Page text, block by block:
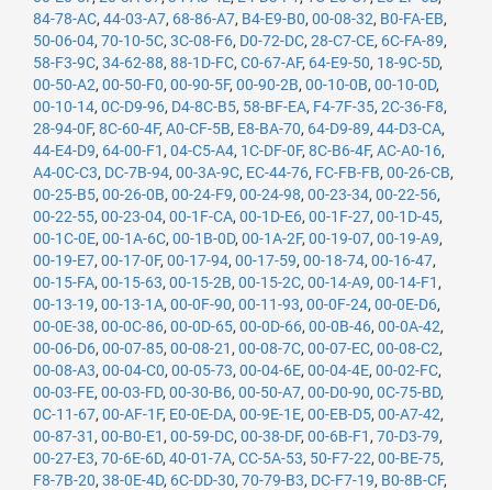
84-78-AC, 44-03-A7, 68-86-A7, B4-E9-B0, 00-08-32, B0-FA-EB,
50-06-04, 70-10-5C, 3C-08-F6, D0-72-DC, 28-C7-CE, 6C-FA-89,
58-F3-9C, 34-62-88, 88-1D-FC, C0-67-AF, 64-E9-50, 18-9C-5D,
00-50-A2, 00-50-F0, 00-90-5F, 00-90-2B, 00-10-0B, 00-10-0D,
00-10-14, 0C-D9-96, D4-8C-B5, 58-BF-EA, F4-7F-35, 2C-36-F8,
28-94-0F, 8C-60-4F, A0-CF-5B, E8-BA-70, 64-D9-89, 44-D3-CA,
44-E4-D9, 64-00-F1 , 04-C5-A4, 1C-DF-0F, 8C-B6-4F, AC-A0-16,
A4-0C-C3, DC-7B-94, 00-3A-9C, EC-44-76, FC-FB-FB, 00-26-CB,
00-25-B5, 00-26-0B, 00-24-F9, 00-24-98, 00-23-34, 00-22-56,
00-22-55, 00-23-04, 00-1F-CA, 00-1D-E6, 00-1F-27, 00-1D-45,
00-1C-0E, 00-1A-6C, 00-1B-0D, 00-1A-2F, 00-19-07, 00-19-A9,
00-19-E7, 00-17-0F, 00-17-94, 00-17-59, 00-18-74, 00-16-47,
00-15-FA, 00-15-63, 00-15-2B, 00-15-2C, 00-14-A9, 00-14-F1 ,
00-13-19, 00-13-1A, 00-0F-90, 00-11-93, 00-0F-24, 00-0E-D6,
00-0E-38, 00-0C-86, 00-0D-65, 00-0D-66, 00-0B-46, 00-0A-42,
00-06-D6, 00-07-85, 00-08-21 , 00-08-7C, 00-07-EC, 00-08-C2,
00-08-A3, 00-04-C0, 00-05-73, 00-04-6E, 00-04-4E, 00-02-FC,
00-03-FE, 00-03-FD, 00-30-B6, 00-50-A7, 00-D0-90, 0C-75-BD,
0C-11-67, 00-AF-1F, E0-0E-DA, 00-9E-1E, 00-EB-D5, 00-A7-42,
00-87-31 , 00-B0-E1 , 00-59-DC, 00-38-DF, 00-6B-F1 , 70-D3-79,
00-27-E3, 70-6E-6D, 40-01-7A, CC-5A-53, 50-F7-22, 00-BE-75,
F8-7B-20, 38-0E-4D, 6C-DD-30, 70-79-B3, DC-F7-19, B0-8B-CF,